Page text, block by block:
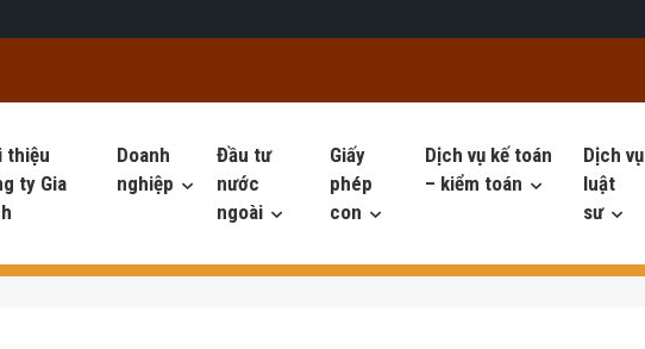
thiệu
ty Gia
Doanh
nghiệp
Đầu tư
nước
ngoài
Giấy
phép
con
Dịch vụ kế toán
– kiểm toán
Dịch vụ
luật
sư